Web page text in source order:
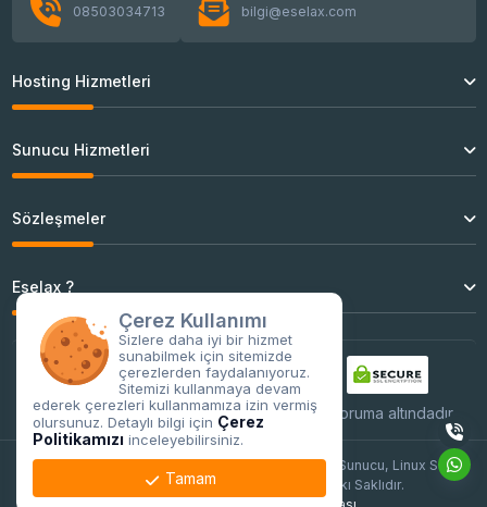
08503034713 bilgi@eselax.com
Hosting Hizmetleri
Sunucu Hizmetleri
Sözleşmeler
Eselax ?
Tüm işlemleriniz256BitSSL sertifikası ile koruma altındadır.
Copyright © 2026 Sanal Sunucu, Kurumsal Sanal Sunucu, Linux Sanal
Sunucu, Web Hosting - Eselax | Her Hakkı Saklıdır.
Çerez Kullanımı
Sizlere daha iyi bir hizmet
sunabilmek için sitemizde
çerezlerden faydalanıyoruz.
Sitemizi kullanmaya devam
ederek çerezleri kullanmamıza izin vermiş
olursunuz. Detaylı bilgi için Çerez
Politikamızı inceleyebilirsiniz.
Tamam